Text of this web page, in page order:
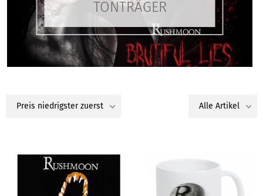
TONTRÄGER
Preis niedrigster zuerst Alle Artikel